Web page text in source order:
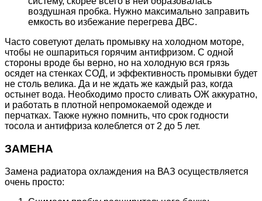
воздушная пробка. Нужно максимально заправить
емкость во избежание перегрева ДВС.
Часто советуют делать промывку на холодном моторе,
чтобы не ошпариться горячим антифризом. С одной
стороны вроде бы верно, но на холодную вся грязь
осядет на стенках СОД, и эффективность промывки будет
не столь велика. Да и не ждать же каждый раз, когда
остынет вода. Необходимо просто сливать ОЖ аккуратно,
и работать в плотной непромокаемой одежде и
перчатках. Также нужно помнить, что срок годности
тосола и антифриза колеблется от 2 до 5 лет.
ЗАМЕНА
Замена радиатора охлаждения на ВАЗ осуществляется
очень просто: